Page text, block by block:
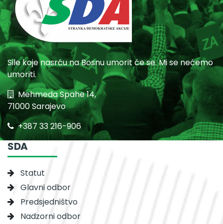
Sile koje nasrću na Bosnu umorit će se. Mi se nećemo
umoriti.
Mehmeda Spahe 14,
71000 Sarajevo
+387 33 216-906
SDA
Statut
Glavni odbor
Predsjedništvo
Nadzorni odbor